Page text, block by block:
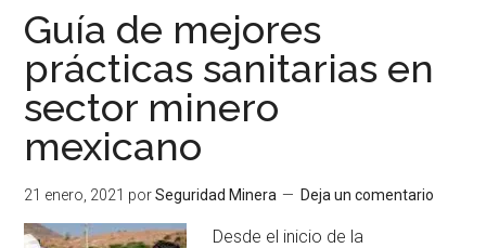
Proveedor
del
año
por
la
inmersión
cadena
Guía de mejores
prácticas sanitarias en
sector minero
mexicano
21 enero, 2021 porSeguridad Minera Deja un comentario
Desde el inicio de la